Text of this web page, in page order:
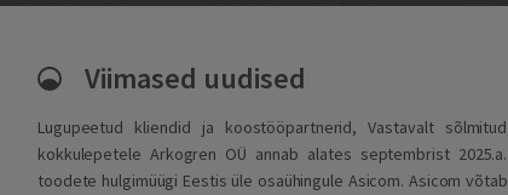
Viimased uudised
Lugupeetud kliendid ja koostööpartnerid, Vastavalt sõlmitud
kokkulepetele Arkogren OÜ annab alates septembrist 2025.a.
toodete hulgimüügi Eestis üle osaühingule Asicom. Asicom võtab